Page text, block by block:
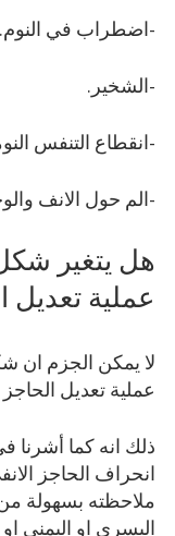
-اضطراب في النوم.
-الشخير.
-انقطاع التنفس
-الم حول الانف
هل يتغير
عملية تعديل
لا يمكن الجزم ان
عملية تعديل الحاجز
ذلك انه كما أشرنا
انحراف الحاجز
ملاحظته بسهولة
اليسرى او اليمنى